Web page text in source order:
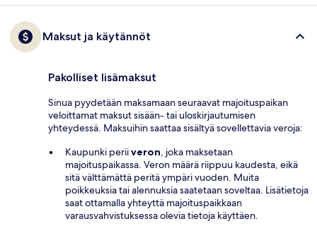
Maksut ja käytännöt
Pakolliset lisämaksut
Sinua pyydetään maksamaan seuraavat majoituspaikan
veloittamat maksut sisään- tai uloskirjautumisen
yhteydessä. Maksuihin saattaa sisältyä sovellettavia veroja:
Kaupunki periiveron, joka maksetaan
majoituspaikassa. Veron määrä riippuu kaudesta, eikä
sitä välttämättä peritä ympäri vuoden. Muita
poikkeuksia tai alennuksia saatetaan soveltaa. Lisätietoja
saat ottamalla yhteyttä majoituspaikkaan
varausvahvistuksessa olevia tietoja käyttäen.